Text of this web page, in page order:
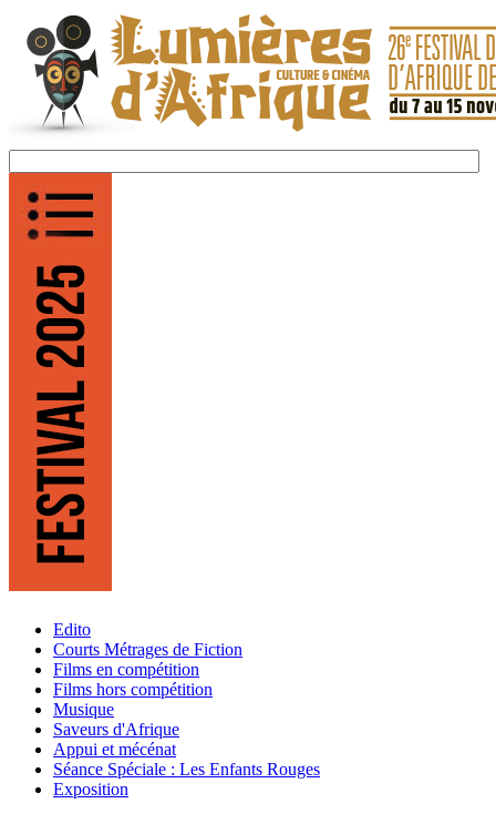
Edito
Courts Métrages de Fiction
Films en compétition
Films hors compétition
Musique
Saveurs d'Afrique
Appui et mécénat
Séance Spéciale : Les Enfants Rouges
Exposition